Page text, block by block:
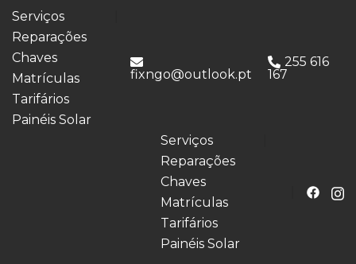
Serviços
Reparações
Chaves
Matrículas
Tarifários
Painéis Solar
fixngo@outlook.pt
255 616
167
Serviços
Reparações
Chaves
Matrículas
Tarifários
Painéis Solar